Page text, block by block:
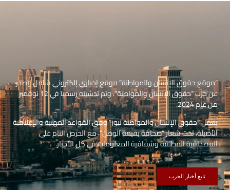
“موقع حقوق الإنسان والمواطنة” موقع إخباري إلكتروني شامل، يصدر
عن حزب “حقوق الإنسان والمواطنة”، وتم تدشينه رسميا في 12 نوفمبر
من عام 2024.
يعمل “حقوق الإنسان والمواطنة نيوز” وفق القواعد المهنية والإعلامية
الأصيلة، تحت شعار “صحافة بقيمة الوطن”، مع الحرص التام على
المصداقية المطلقة وشفافية المعلومات في كل الأخبار.
تابع أخبار الحزب